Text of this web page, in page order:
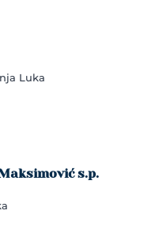
Luka
s.p.